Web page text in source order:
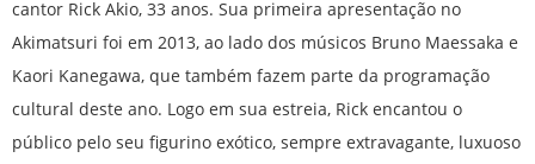
cantor Rick Akio, 33 anos. Sua primeira apresentação no
Akimatsuri foi em 2013, ao lado dos músicos Bruno Maessaka e
Kaori Kanegawa, que também fazem parte da programação
cultural deste ano. Logo em sua estreia, Rick encantou o
público pelo seu figurino exótico, sempre extravagante, luxuoso